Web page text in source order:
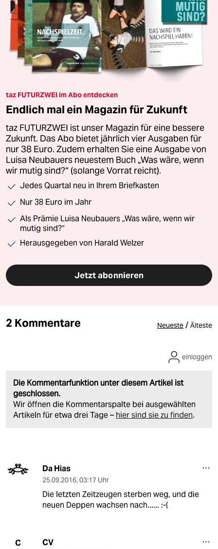
taz FUTURZWEI im Abo entdecken
Endlich mal ein Magazin für Zukunft
taz FUTURZWEI ist unser Magazin für eine bessere
Zukunft. Das Abo bietet jährlich vier Ausgaben für
nur 38 Euro. Zudem erhalten Sie eine Ausgabe von
Luisa Neubauers neuestem Buch „Was wäre, wenn
wir mutig sind?“ (solange Vorrat reicht).
Jedes Quartal neu in Ihrem Briefkasten
Nur 38 Euro im Jahr
Als Prämie Luisa Neubauers „Was wäre, wenn wir
mutig sind?“
Herausgegeben von Harald Welzer
Jetzt abonnieren
2 Kommentare Neueste / Älteste
Die Kommentarfunktion unter diesem Artikel ist
geschlossen.
Wir öffnen die Kommentarspalte bei ausgewählten
Artikeln für etwa drei Tage – hier sind sie zu finden.
einloggen
Da Hias
25.09.2016, 03:17 Uhr
Die letzten Zeitzeugen sterben weg, und die
neuen Deppen wachsen nach...... :-(
C CV